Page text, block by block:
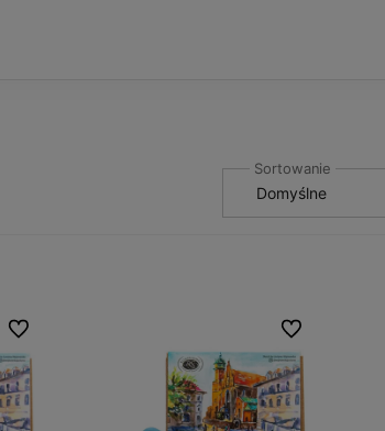
Do ulubionych Do ulubionych